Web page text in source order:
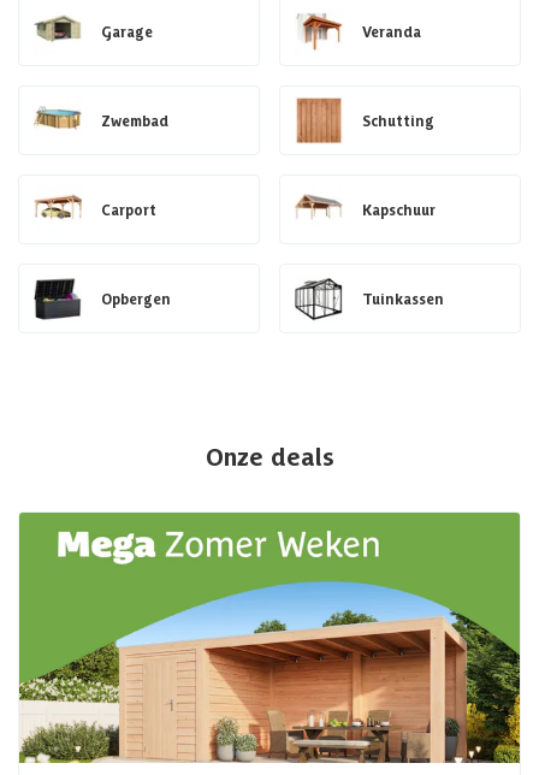
Garage Veranda
Zwembad Schutting
Carport Kapschuur
Opbergen Tuinkassen
Onze deals